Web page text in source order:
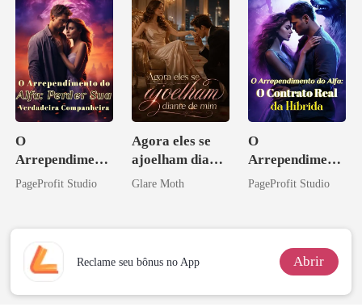
O
Arrependiment
o do Alfa:
Companheira
PageProfit Studio
Agora eles se
ajoelham diante
de mim
Glare Moth
O
Arrependiment
o do Alfa: O
PageProfit Studio
Reclame seu bônus no App Abrir